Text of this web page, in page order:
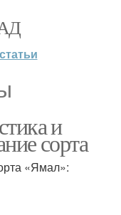
статьи
и
сорта
«Ямал»: